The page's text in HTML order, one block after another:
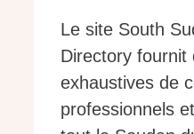
Le site South
Directory fournit
exhaustives de
professionnels